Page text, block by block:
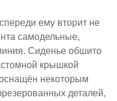
ему вторит не
самодельные,
Сиденье обшито
крышкой
некоторым
деталей,